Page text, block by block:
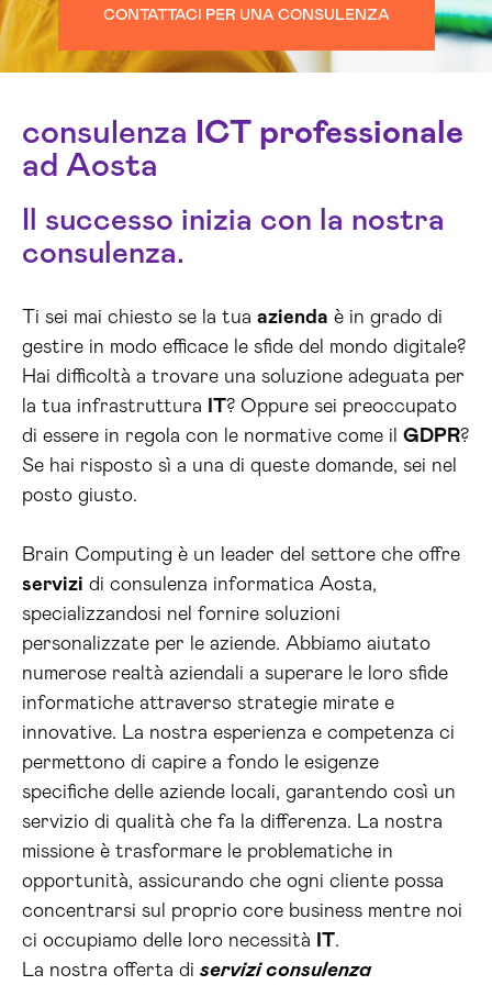
CONTATTACI PER UNA CONSULENZA
consulenza ICT professionale
ad Aosta
Il successo inizia con la nostra
consulenza.
Ti sei mai chiesto se la tua azienda è in grado di
gestire in modo efficace le sfide del mondo digitale?
Hai difficoltà a trovare una soluzione adeguata per
la tua infrastruttura
IT? Oppure sei preoccupato
di essere in regola con le normative come il GDPR?
Se hai risposto sì a una di queste domande, sei nel
posto giusto.
Brain Computing è un leader del settore che offre
servizi di consulenza informatica Aosta,
specializzandosi nel fornire soluzioni
personalizzate per le aziende. Abbiamo aiutato
numerose realtà aziendali a superare le loro sfide
informatiche attraverso strategie mirate e
innovative. La nostra esperienza e competenza ci
permettono di capire a fondo le esigenze
specifiche delle aziende locali, garantendo così un
servizio di qualità che fa la differenza. La nostra
missione è trasformare le problematiche in
opportunità, assicurando che ogni cliente possa
concentrarsi sul proprio core business mentre noi
ci occupiamo delle loro necessità
IT.
La nostra offerta di servizi consulenza